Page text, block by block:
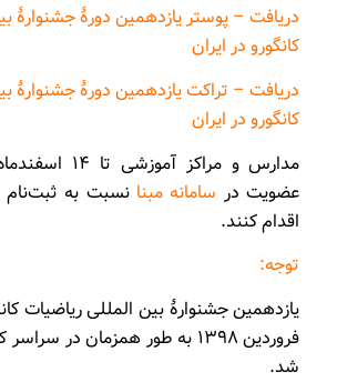
دريافت – پوستر یازدهمین دورۀ جشنوارۀ
كانگورو در ايران
دريافت – تراکت یازدهمین دورۀ جشنوارۀ
كانگورو در ايران
مدارس و مراكز
عضویت در سامانه مبنا نسبت به ثبت‌نام
اقدام کنند.
توجه:
فروردین ۱۳۹۸ به طور همزمان در
شد.